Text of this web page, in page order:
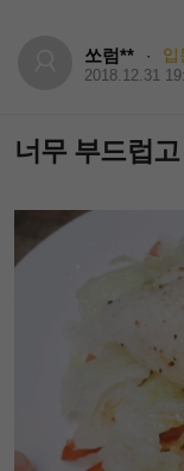
쏘럼** · 입
2018.12.31
너무 부드럽